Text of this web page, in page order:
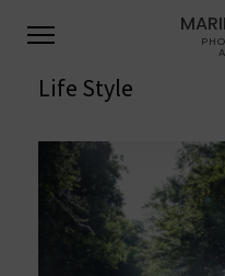
Life Style